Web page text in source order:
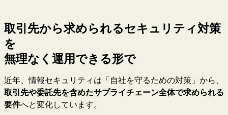
取引先から求められるセキュリティ対策
を
無理なく運用できる形で
近年、情報セキュリティは「自社を守るための対策」から、
取引先や委託先を含めたサプライチェーン全体で求められる
要件へと変化しています。